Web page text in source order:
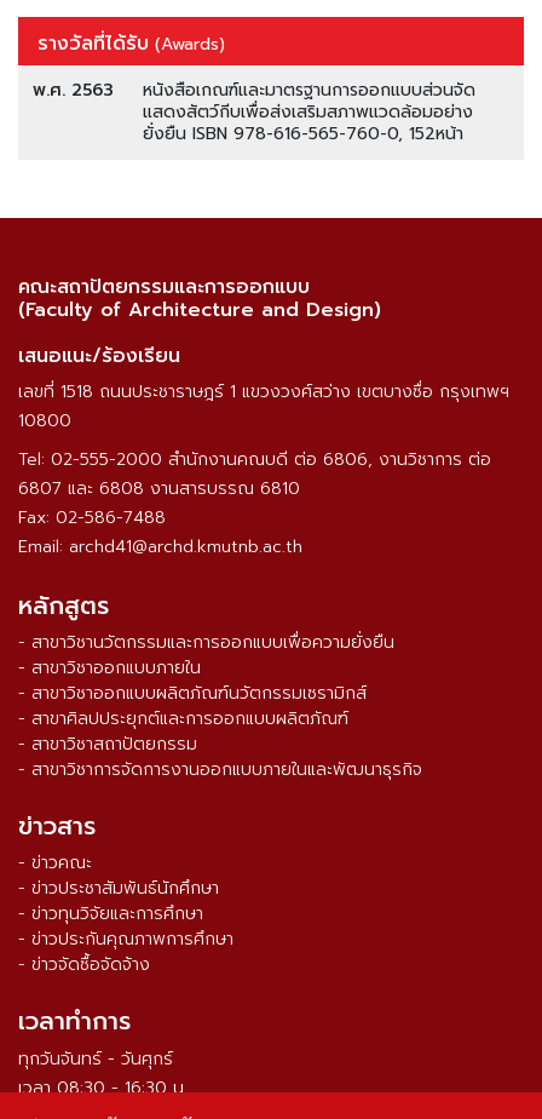
รางวัลที่ได้รับ (Awards)
พ.ศ. 2563
หนังสือเกณฑ์และมาตรฐานการออกแบบส่วนจัด
แสดงสัตว์กีบเพื่อส่งเสริมสภาพแวดล้อมอย่าง
ยั่งยืน ISBN 978-616-565-760-0, 152หน้า
คณะสถาปัตยกรรมและการออกแบบ
(Faculty of Architecture and Design)
เสนอแนะ/ร้องเรียน
เลขที่ 1518 ถนนประชาราษฎร์ 1 แขวงวงศ์สว่าง เขตบางซื่อ กรุงเทพฯ
10800
Tel: 02-555-2000 สำนักงานคณบดี ต่อ 6806, งานวิชาการ ต่อ
6807 และ 6808 งานสารบรรณ 6810
Fax: 02-586-7488
Email: archd41@archd.kmutnb.ac.th
หลักสูตร
- สาขาวิชานวัตกรรมและการออกแบบเพื่อความยั่งยืน
- สาขาวิชาออกแบบภายใน
- สาขาวิชาออกแบบผลิตภัณฑ์นวัตกรรมเซรามิกส์
- สาขาศิลปประยุกต์และการออกแบบผลิตภัณฑ์
- สาขาวิชาสถาปัตยกรรม
- สาขาวิชาการจัดการงานออกแบบภายในและพัฒนาธุรกิจ
ข่าวสาร
- ข่าวคณะ
- ข่าวประชาสัมพันธ์นักศึกษา
- ข่าวทุนวิจัยและการศึกษา
- ข่าวประกันคุณภาพการศึกษา
- ข่าวจัดซื้อจัดจ้าง
เวลาทำการ
ทุกวันจันทร์ - วันศุกร์
เวลา 08:30 - 16:30 น.